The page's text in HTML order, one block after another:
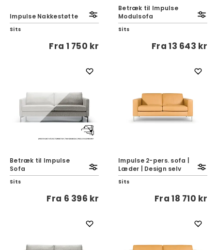
Impulse Nakkestøtte
Sits
Fra 1 750 kr
Betræk til Impulse
Modulsofa
Sits
Fra13 643 kr
Betræk til Impulse
Sofa
Sits
Fra 6 396 kr
Impulse 2-pers. sofa |
Læder | Design selv
Sits
Fra18 710 kr